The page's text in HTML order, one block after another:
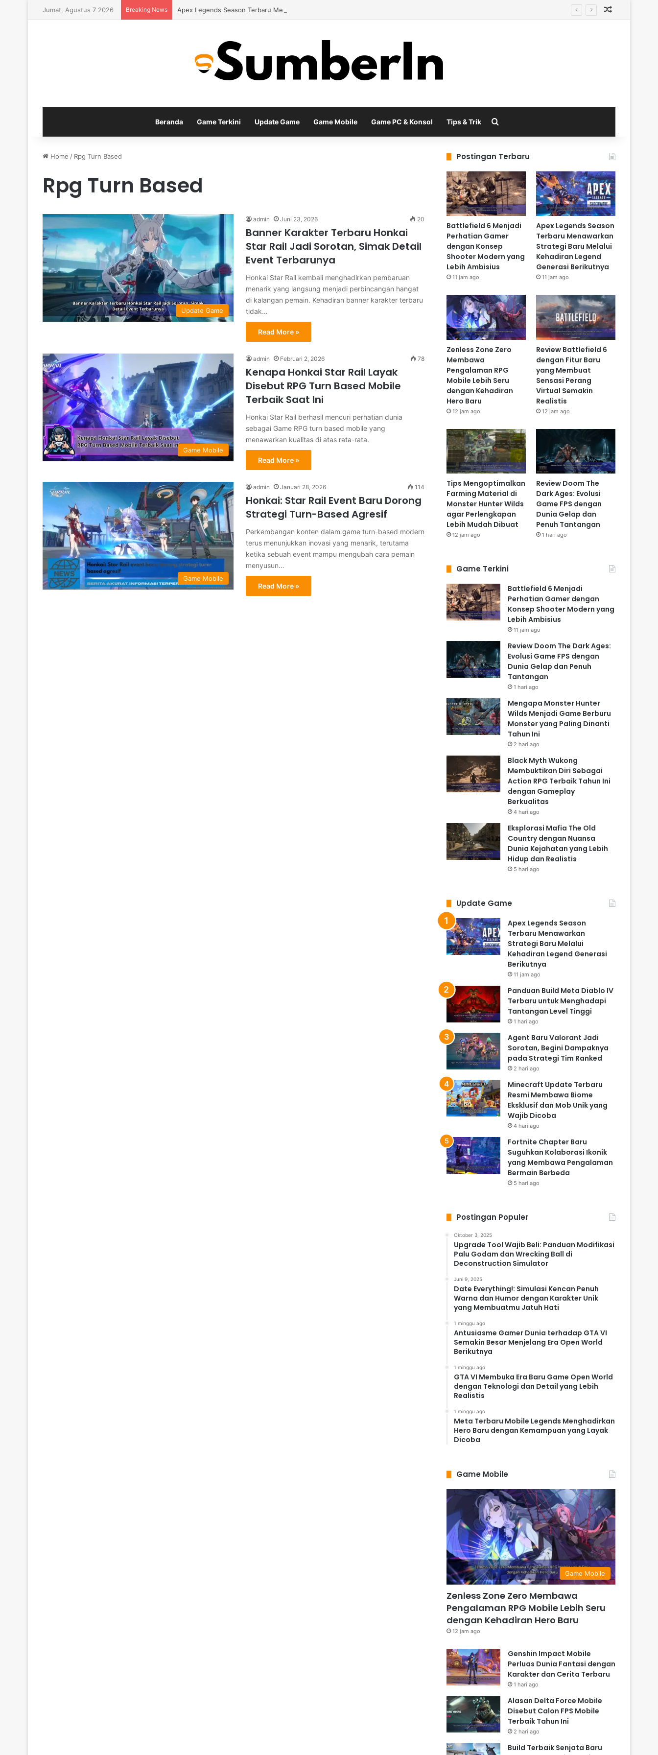
Jumat, Agustus 7 2026 Breaking News Apex Legends Season Terbaru Menawarkan Strategi Baru Melalui Kehadiran Legend Generasi Berikutnya
Beranda Game Terkini Update Game Game Mobile Game PC & Konsol Tips & Trik
Home / Rpg Turn Based
Rpg Turn Based
Update Game
admin Juni 23, 2026 20
Banner Karakter Terbaru Honkai
Star Rail Jadi Sorotan, Simak Detail
Event Terbarunya
Honkai Star Rail kembali menghadirkan pembaruan
menarik yang langsung menjadi perbincangan hangat
di kalangan pemain. Kehadiran banner karakter terbaru
tidak…
Read More »
Game Mobile
admin Februari 2, 2026 78
Kenapa Honkai Star Rail Layak
Disebut RPG Turn Based Mobile
Terbaik Saat Ini
Honkai Star Rail berhasil mencuri perhatian dunia
sebagai Game RPG turn based mobile yang
menawarkan kualitas di atas rata-rata.
Read More »
Game Mobile
admin Januari 28, 2026 114
Honkai: Star Rail Event Baru Dorong
Strategi Turn-Based Agresif
Perkembangan konten dalam game turn-based modern
terus menunjukkan inovasi yang menarik, terutama
ketika sebuah event mampu mengubah cara pemain
menyusun…
Read More »
Postingan Terbaru
Battlefield 6 Menjadi
Perhatian Gamer
dengan Konsep
Shooter Modern yang
Lebih Ambisius
11 jam ago
Apex Legends Season
Terbaru Menawarkan
Strategi Baru Melalui
Kehadiran Legend
Generasi Berikutnya
11 jam ago
Zenless Zone Zero
Membawa
Pengalaman RPG
Mobile Lebih Seru
dengan Kehadiran
Hero Baru
12 jam ago
Review Battlefield 6
dengan Fitur Baru
yang Membuat
Sensasi Perang
Virtual Semakin
Realistis
12 jam ago
Tips Mengoptimalkan
Farming Material di
Monster Hunter Wilds
agar Perlengkapan
Lebih Mudah Dibuat
12 jam ago
Review Doom The
Dark Ages: Evolusi
Game FPS dengan
Dunia Gelap dan
Penuh Tantangan
1 hari ago
Game Terkini
Battlefield 6 Menjadi
Perhatian Gamer dengan
Konsep Shooter Modern yang
Lebih Ambisius
11 jam ago
Review Doom The Dark Ages:
Evolusi Game FPS dengan
Dunia Gelap dan Penuh
Tantangan
1 hari ago
Mengapa Monster Hunter
Wilds Menjadi Game Berburu
Monster yang Paling Dinanti
Tahun Ini
2 hari ago
Black Myth Wukong
Membuktikan Diri Sebagai
Action RPG Terbaik Tahun Ini
dengan Gameplay
Berkualitas
4 hari ago
Eksplorasi Mafia The Old
Country dengan Nuansa
Dunia Kejahatan yang Lebih
Hidup dan Realistis
5 hari ago
Update Game
Apex Legends Season
Terbaru Menawarkan
Strategi Baru Melalui
Kehadiran Legend Generasi
Berikutnya
11 jam ago
Panduan Build Meta Diablo IV
Terbaru untuk Menghadapi
Tantangan Level Tinggi
1 hari ago
Agent Baru Valorant Jadi
Sorotan, Begini Dampaknya
pada Strategi Tim Ranked
2 hari ago
Minecraft Update Terbaru
Resmi Membawa Biome
Eksklusif dan Mob Unik yang
Wajib Dicoba
4 hari ago
Fortnite Chapter Baru
Suguhkan Kolaborasi Ikonik
yang Membawa Pengalaman
Bermain Berbeda
5 hari ago
Postingan Populer
Oktober 3, 2025
Upgrade Tool Wajib Beli: Panduan Modifikasi
Palu Godam dan Wrecking Ball di
Deconstruction Simulator
Juni 9, 2025
Date Everything!: Simulasi Kencan Penuh
Warna dan Humor dengan Karakter Unik
yang Membuatmu Jatuh Hati
1 minggu ago
Antusiasme Gamer Dunia terhadap GTA VI
Semakin Besar Menjelang Era Open World
Berikutnya
1 minggu ago
GTA VI Membuka Era Baru Game Open World
dengan Teknologi dan Detail yang Lebih
Realistis
1 minggu ago
Meta Terbaru Mobile Legends Menghadirkan
Hero Baru dengan Kemampuan yang Layak
Dicoba
Game Mobile
Game Mobile
Zenless Zone Zero Membawa
Pengalaman RPG Mobile Lebih Seru
dengan Kehadiran Hero Baru
12 jam ago
Genshin Impact Mobile
Perluas Dunia Fantasi dengan
Karakter dan Cerita Terbaru
1 hari ago
Alasan Delta Force Mobile
Disebut Calon FPS Mobile
Terbaik Tahun Ini
2 hari ago
Build Terbaik Senjata Baru